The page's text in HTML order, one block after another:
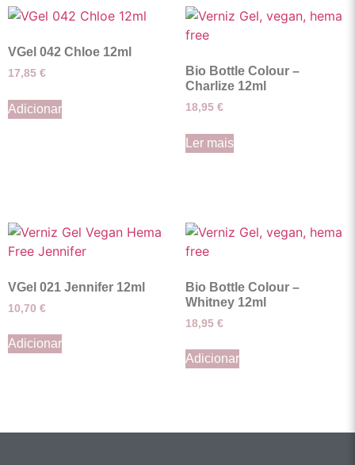
VGel 042 Chloe 12ml
17,85 €
Adicionar
Bio Bottle Colour –
Charlize 12ml
18,95 €
Ler mais
VGel 021 Jennifer 12ml
10,70 €
Adicionar
Bio Bottle Colour –
Whitney 12ml
18,95 €
Adicionar